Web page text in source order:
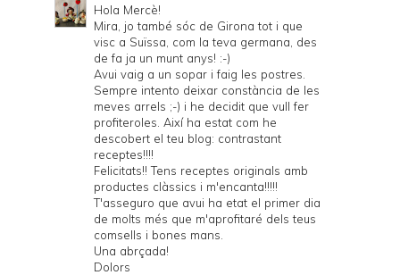
Hola Mercè!
Mira, jo també sóc de Girona tot i que
visc a Suïssa, com la teva germana, des
de fa ja un munt anys! :-)
Avui vaig a un sopar i faig les postres.
Sempre intento deixar constància de les
meves arrels ;-) i he decidit que vull fer
profiteroles. Així ha estat com he
descobert el teu blog: contrastant
receptes!!!!
Felicitats!! Tens receptes originals amb
productes clàssics i m'encanta!!!!!
T'asseguro que avui ha etat el primer dia
de molts més que m'aprofitaré dels teus
comsells i bones mans.
Una abrçada!
Dolors